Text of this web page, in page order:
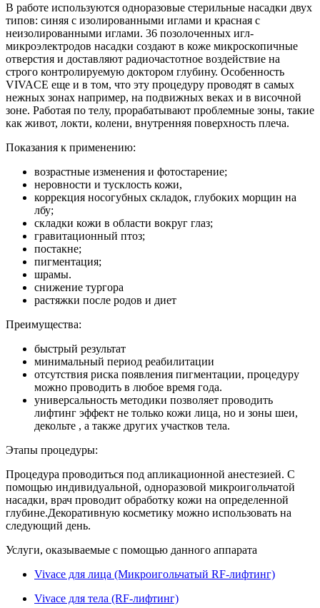
В работе используются одноразовые стерильные насадки двух
типов: синяя с изолированными иглами и красная с
неизолированными иглами. 36 позолоченных игл-
микроэлектродов насадки создают в коже микроскопичные
отверстия и доставляют радиочастотное воздействие на
строго контролируемую доктором глубину. Особенность
VIVACE еще и в том, что эту процедуру проводят в самых
нежных зонах например, на подвижных веках и в височной
зоне. Работая по телу, прорабатывают проблемные зоны, такие
как живот, локти, колени, внутренняя поверхность плеча.
Показания к применению:
возрастные изменения и фотостарение;
неровности и тусклость кожи,
коррекция носогубных складок, глубоких морщин на
лбу;
складки кожи в области вокруг глаз;
гравитационный птоз;
постакне;
пигментация;
шрамы.
снижение тургора
растяжки после родов и диет
Преимущества:
быстрый результат
минимальный период реабилитации
отсутствия риска появления пигментации, процедуру
можно проводить в любое время года.
универсальность методики позволяет проводить
лифтинг эффект не только кожи лица, но и зоны шеи,
декольте , а также других участков тела.
Этапы процедуры:
Процедура проводиться под апликационной анестезией. С
помощью индивидуальной, одноразовой микроигольчатой
насадки, врач проводит обработку кожи на определенной
глубине.Декоративную косметику можно использовать на
следующий день.
Услуги, оказываемые с помощью данного аппарата
Vivace для лица (Микроигольчатый RF-лифтинг)
Vivace для тела (RF-лифтинг)